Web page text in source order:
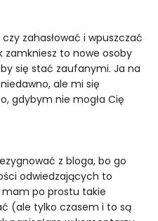
zahasłować i wpuszczać
zamkniesz to nowe osoby
się stać zaufanymi. Ja na
ale mi się
gdybym nie mogła Cię
z bloga, bo go
odwiedzających to
po prostu takie
(ale tylko czasem i to są